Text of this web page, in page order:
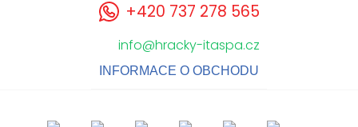
+420 737 278 565
info@hracky-itaspa.cz
INFORMACE O OBCHODU